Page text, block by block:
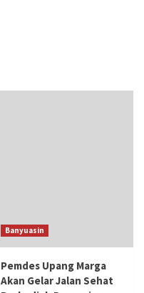
Banyuasin
Pemdes Upang Marga
Akan Gelar Jalan Sehat